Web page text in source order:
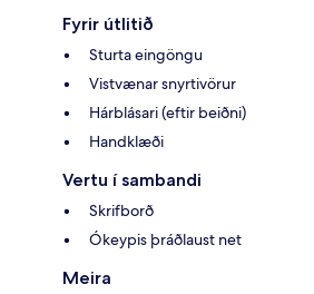
Fyrir útlitið
Sturta eingöngu
Vistvænar snyrtivörur
Hárblásari (eftir beiðni)
Handklæði
Vertu í sambandi
Skrifborð
Ókeypis þráðlaust net
Meira